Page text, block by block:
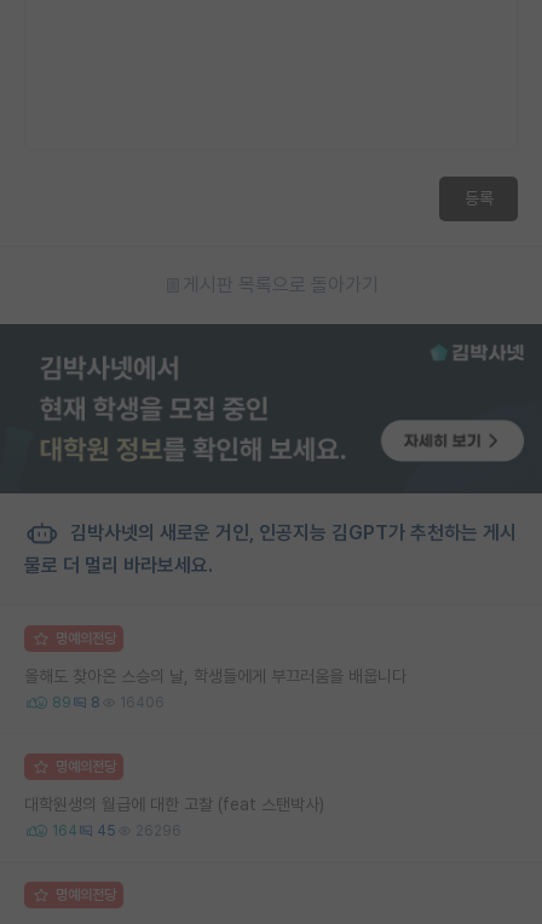
등록
게시판 목록으로 돌아가기
김박사넷의 새로운 거인, 인공지능 김GPT가 추천하는 게시
물로 더 멀리 바라보세요.
명예의전당
올해도 찾아온 스승의 날, 학생들에게 부끄러움을 배웁니다
89 8 16406
명예의전당
대학원생의 월급에 대한 고찰 (feat 스탠박사)
164 45 26296
명예의전당